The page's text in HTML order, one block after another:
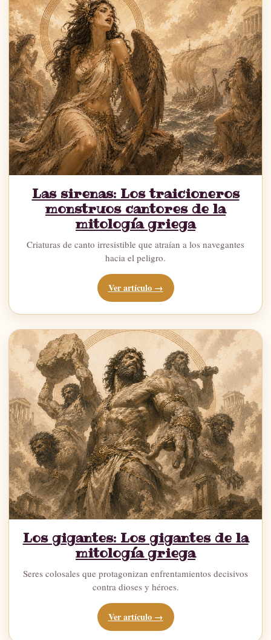
Las sirenas: Los traicioneros
monstruos cantores de la
mitología griega
Criaturas de canto irresistible que atraían a los navegantes
hacia el peligro.
Ver artículo →
Los gigantes: Los gigantes de la
mitología griega
Seres colosales que protagonizan enfrentamientos decisivos
contra dioses y héroes.
Ver artículo →